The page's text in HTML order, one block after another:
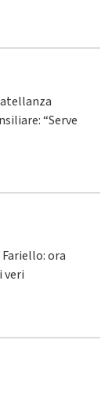
“Serve
ora
veri